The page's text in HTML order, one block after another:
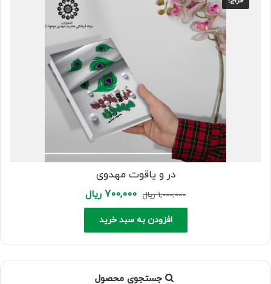
در و یاقوت مهدوی
1,000,000 ریال Original
price
was:
1,000,000 ریال.
700,000 ریالCurrent
price
700,000 ریال.
افزودن به سبد خرید
جستجوی محصول